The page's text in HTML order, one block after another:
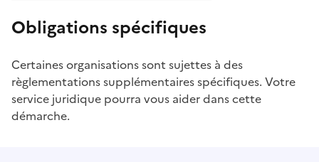
Obligations spécifiques
Certaines organisations sont sujettes à des
règlementations supplémentaires spécifiques. Votre
service juridique pourra vous aider dans cette
démarche.